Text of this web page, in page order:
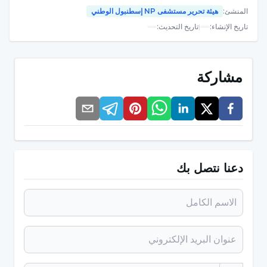
يهربون من أنفسهم. فبعض الناس لا يعرفون كيف يتواصلون
إن إجابات الشخص على هذا الموقف مهمة للغاية. يمكن
الضيقة، فبدلاً من مواجهة تلك الضيقة، واختبار ذلك الألم، يجد
مسعى للهروب من تلك الضيقة، فيجد نفسه في حالة من
سيختبرها الأشخاص الذين يحبون أنفسهم ويتحملون أنفسهم.
في هذه الحياة، إذا لم يتمكن المرء من إقامة علاقة مع
نفسه، فلن يتمكن من إقامة علاقة مع الآخرين. عندما يُترك
الإنسان لنفسه، فإذا غضب على نفسه وانتقد نفسه وهرب
وانشغل بمهام أخرى، فسيكون هناك من يغضب عليه وينتقده
في الحياة. الإنسان المحب لنفسه الذي يسعد عندما يبقى مع
المنشئ: هيئة تحرير مستشفى NP إسطنبول الوطني
تاريخ الإنشاء:
|تاريخ التحديث:
مشاركة
دعنا نتصل بك